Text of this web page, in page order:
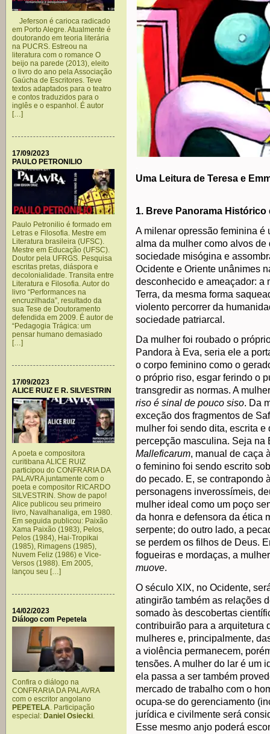
Jeferson é carioca radicado
em Porto Alegre. Atualmente é
doutorando em teoria literária
na PUCRS. Estreou na
literatura com o romance O
beijo na parede (2013), eleito
o livro do ano pela Associação
Gaúcha de Escritores. Teve
textos adaptados para o teatro
e contos traduzidos para o
inglês e o espanhol. É autor
[…]
17/09/2023
PAULO PETRONILIO
Paulo Petronilio é formado em
Letras e Filosofia. Mestre em
Literatura brasileira (UFSC).
Mestre em Educação (UFSC).
Doutor pela UFRGS. Pesquisa
escritas pretas, diáspora e
decolonialidade. Transita entre
Literatura e Filosofia. Autor do
livro “Performances na
encruzilhada”, resultado da
sua Tese de Doutoramento
defendida em 2009. É autor de
“Pedagogia Trágica: um
pensar humano demasiado
[…]
17/09/2023
ALICE RUIZ E R. SILVESTRIN
A poeta e compositora
curitibana ALICE RUIZ
participou do CONFRARIA DA
PALAVRA juntamente com o
poeta e compositor RICARDO
SILVESTRIN. Show de papo!
Alice publicou seu primeiro
livro, Navalhanaliga, em 1980.
Em seguida publicou: Paixão
Xama Paixão (1983), Pelos,
Pelos (1984), Hai-Tropikai
(1985), Rimagens (1985),
Nuvem Feliz (1986) e Vice-
Versos (1988). Em 2005,
lançou seu […]
14/02/2023
Diálogo com Pepetela
Confira o diálogo na
CONFRARIA DA PALAVRA
com o escritor angolano
PEPETELA. Participação
especial: Daniel Osiecki.
Uma Leitura de Teresa e
1. Breve Panorama
A milenar opressão feminina é
alma da mulher como alvos
sociedade misógina e
Ocidente e Oriente unânimes
desconhecido e ameaçador: a
Terra, da mesma forma
violento percorrer da
sociedade patriarcal.
Da mulher foi roubado o
Pandora à Eva, seria ele a
o corpo feminino como o
o próprio riso, esgar ferindo o
transgredir as normas. A
riso é sinal de pouco siso. Da
exceção dos fragmentos de
mulher foi sendo dita, escrita
percepção masculina. Seja
Malleficarum, manual de caça
o feminino foi sendo escrito
do pecado. E, se contrapondo
personagens inverossímeis,
mulher ideal como um poço
da honra e defensora da ética
serpente; do outro lado, a
se perdem os filhos de Deus.
fogueiras e mordaças, a
muove.
O século XIX, no Ocidente,
atingirão também as relações
somado às descobertas
contribuirão para a arquitetura
mulheres e, principalmente,
a violência permanecem,
tensões. A mulher do lar é um
ela passa a ser também
mercado de trabalho com o
ocupa-se do gerenciamento
jurídica e civilmente será
Esse mesmo anjo poderá